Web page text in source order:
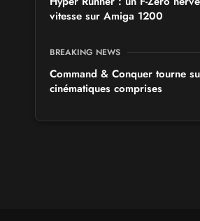
vitesse sur Amiga 1200
BREAKING NEWS
Command & Conquer tourne
cinématiques comprises